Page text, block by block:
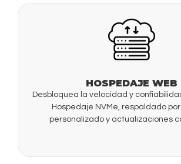
HOSPEDAJE WEB
Desbloquea la velocidad y
Hospedaje NVMe, respaldado
personalizado y actualizaciones